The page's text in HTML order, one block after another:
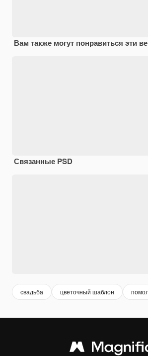
Вам также могут понравиться эти
Связанные PSD
свадьба цветочный шаблон